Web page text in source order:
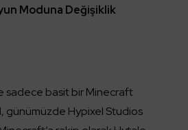
Moduna Değişiklik
sadece basit bir Minecraft
günümüzde Hypixel Studios